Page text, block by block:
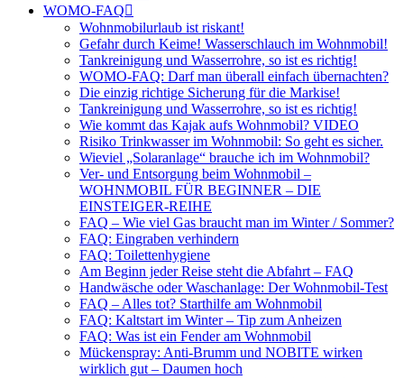
WOMO-FAQ
Wohnmobilurlaub ist riskant!
Gefahr durch Keime! Wasserschlauch im Wohnmobil!
Tankreinigung und Wasserrohre, so ist es richtig!
WOMO-FAQ: Darf man überall einfach übernachten?
Die einzig richtige Sicherung für die Markise!
Tankreinigung und Wasserrohre, so ist es richtig!
Wie kommt das Kajak aufs Wohnmobil? VIDEO
Risiko Trinkwasser im Wohnmobil: So geht es sicher.
Wieviel „Solaranlage“ brauche ich im Wohnmobil?
Ver- und Entsorgung beim Wohnmobil –
WOHNMOBIL FÜR BEGINNER – DIE
EINSTEIGER-REIHE
FAQ – Wie viel Gas braucht man im Winter / Sommer?
FAQ: Eingraben verhindern
FAQ: Toilettenhygiene
Am Beginn jeder Reise steht die Abfahrt – FAQ
Handwäsche oder Waschanlage: Der Wohnmobil-Test
FAQ – Alles tot? Starthilfe am Wohnmobil
FAQ: Kaltstart im Winter – Tip zum Anheizen
FAQ: Was ist ein Fender am Wohnmobil
Mückenspray: Anti-Brumm und NOBITE wirken
wirklich gut – Daumen hoch